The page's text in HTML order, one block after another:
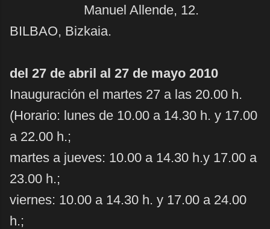
Manuel Allende, 12.
BILBAO, Bizkaia.
del 27 de abril al 27 de mayo 2010
Inauguración el martes 27 a las 20.00 h.
(Horario: lunes de 10.00 a 14.30 h. y 17.00
a 22.00 h.;
martes a jueves: 10.00 a 14.30 h.y 17.00 a
23.00 h.;
viernes: 10.00 a 14.30 h. y 17.00 a 24.00
h.;